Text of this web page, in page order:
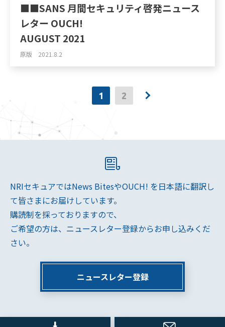
■■SANS 月間セキュリティ啓発ニュース
レター OUCH!
AUGUST 2021
原版 2021.8.2
1 2 >
NRIセキュアではNews BitesやOUCH! を日本語に翻訳し
て皆さまにお届けしています。
購読制を採っておりますので、
ご希望の方は、ニュースレター登録からお申し込みくだ
さい。
ニュースレター登録